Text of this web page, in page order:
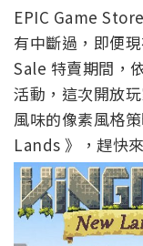
EPIC Game
有中斷過，即便
Sale 特賣期間，
活動，這次開放
風味的像素風格
Lands 》，趕快